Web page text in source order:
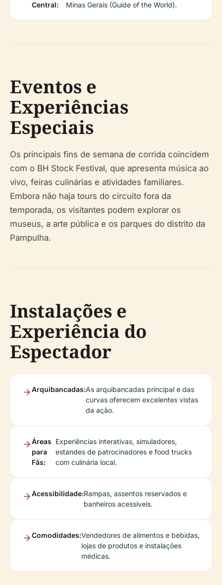
Central:
Minas Gerais (Guide of the World).
Eventos e
Experiências
Especiais
Os principais fins de semana de corrida coincidem
com o BH Stock Festival, que apresenta música ao
vivo, feiras culinárias e atividades familiares.
Embora não haja tours do circuito fora da
temporada, os visitantes podem explorar os
museus, a arte pública e os parques do distrito da
Pampulha.
Instalações e
Experiência do
Espectador
Arquibancadas:As arquibancadas principal e das
curvas oferecem excelentes vistas
da ação.
Áreas
para
Fãs:
Experiências interativas, simuladores,
estandes de patrocinadores e food trucks
com culinária local.
Acessibilidade:Rampas, assentos reservados e
banheiros acessíveis.
Comodidades:Vendedores de alimentos e bebidas,
lojas de produtos e instalações
médicas.